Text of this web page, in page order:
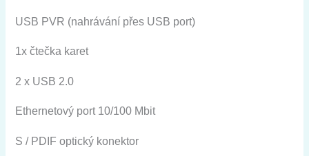
USB PVR (nahrávání přes USB port)
1x čtečka karet
2 x USB 2.0
Ethernetový port 10/100 Mbit
S / PDIF optický konektor